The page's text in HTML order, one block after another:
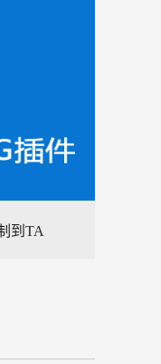
到TA